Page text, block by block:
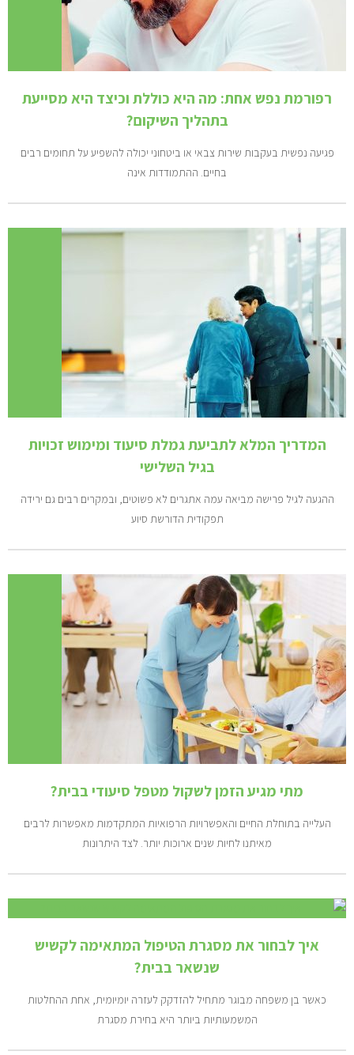
רפורמת נפש אחת: מה היא כוללת וכיצד היא מסייעת
בתהליך השיקום?
פגיעה נפשית בעקבות שירות צבאי או ביטחוני יכולה להשפיע על תחומים רבים
בחיים. ההתמודדות אינה
המדריך המלא לתביעת גמלת סיעוד ומימוש זכויות
בגיל השלישי
ההגעה לגיל פרישה מביאה עמה אתגרים לא פשוטים, ובמקרים רבים גם ירידה
תפקודית הדורשת סיוע
מתי מגיע הזמן לשקול מטפל סיעודי בבית?
העלייה בתוחלת החיים והאפשרויות הרפואיות המתקדמות מאפשרות לרבים
מאיתנו לחיות שנים ארוכות יותר. לצד היתרונות
איך לבחור את מסגרת הטיפול המתאימה לקשיש
שנשאר בבית?
כאשר בן משפחה מבוגר מתחיל להזדקק לעזרה יומיומית, אחת ההחלטות
המשמעותיות ביותר היא בחירת מסגרת